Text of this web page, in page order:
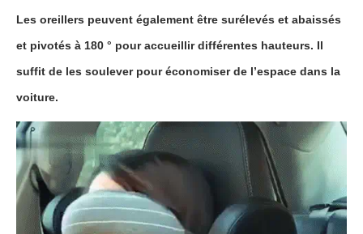
Les oreillers peuvent également être surélevés et abaissés
et pivotés à 180 ° pour accueillir différentes hauteurs. Il
suffit de les soulever pouréconomiserde l’espace dans la
voiture.